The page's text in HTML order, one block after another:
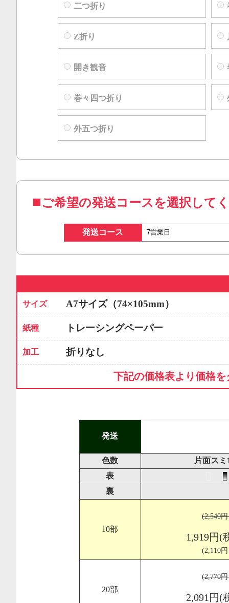
二つ折り
Z折り
開き観音
巻々四つ折り
外五つ折り
ご希望の発送コースを選択して
発送コース
サイズ A7サイズ（74×105mm）
紙種 トレーシングペーパー
加工 折りなし
下記の価格表より価格
発送
色数
片面スミ
表
裏
10部
(2,540
1,919円(
(2,110
20部
(2,770
2,091円(